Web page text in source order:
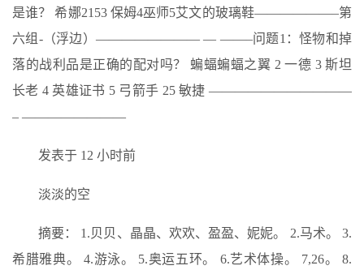
是谁？ 希娜2153 保姆4巫师5艾文的玻璃鞋——————–第
六组-（浮边）———————— — ——–问题1：怪物和掉
落的战利品是正确的配对吗？ 蝙蝠蝙蝠之翼 2 一德 3 斯坦
长老 4 英雄证书 5 弓箭手 25 敏捷 ———————————
– ————————
发表于 12 小时前
淡淡的空
摘要： 1.贝贝、晶晶、欢欢、盈盈、妮妮。 2.马术。 3.
希腊雅典。 4.游泳。 5.奥运五环。 6.艺术体操。 7,26。 8.